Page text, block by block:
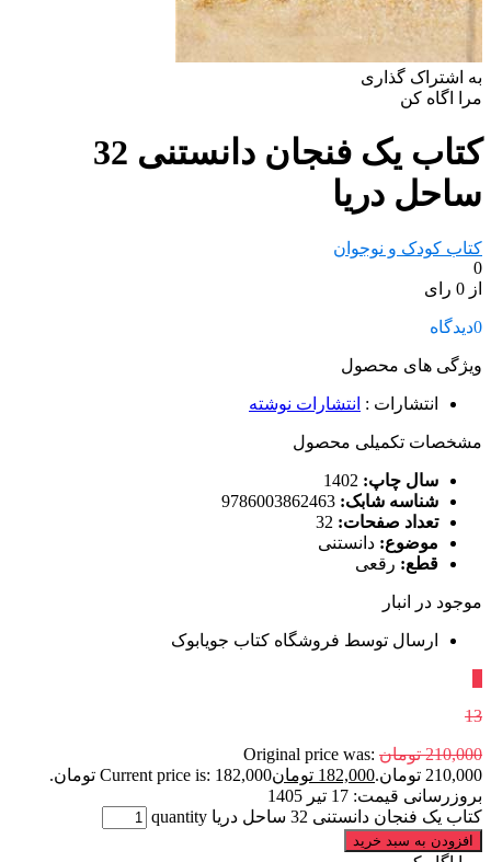
به اشتراک گذاری
مرا اگاه کن
کتاب یک فنجان دانستنی 32
ساحل دریا
کتاب کودک و نوجوان
0
از 0 رای
0دیدگاه
ویژگی های محصول
انتشارات : انتشارات نوشته
مشخصات تکمیلی محصول
سال چاپ:
شناسه شابک:
تعداد صفحات:
موضوع: دانستنی
قطع: رقعی
موجود در انبار
ارسال توسط فروشگاه کتاب جویابوک
13
210,000 تومان Original price was:
210,000 تومان.
182,000 تومانCurrent price is: 182,000 تومان.
بروزرسانی قیمت: 17 تیر 1405
کتاب یک فنجان دانستنی 32 ساحل دریا quantity
افزودن به سبد خرید